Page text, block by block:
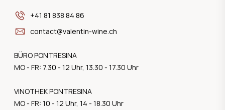
+41 81 838 84 86
contact@valentin-wine.ch
BÜRO PONTRESINA
MO - FR: 7.30 - 12 Uhr, 13.30 - 17.30 Uhr
VINOTHEK PONTRESINA
MO - FR: 10 - 12 Uhr, 14 - 18.30 Uhr